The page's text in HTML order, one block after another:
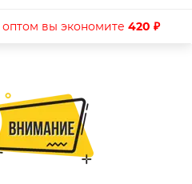
вы экономите 420 ₽